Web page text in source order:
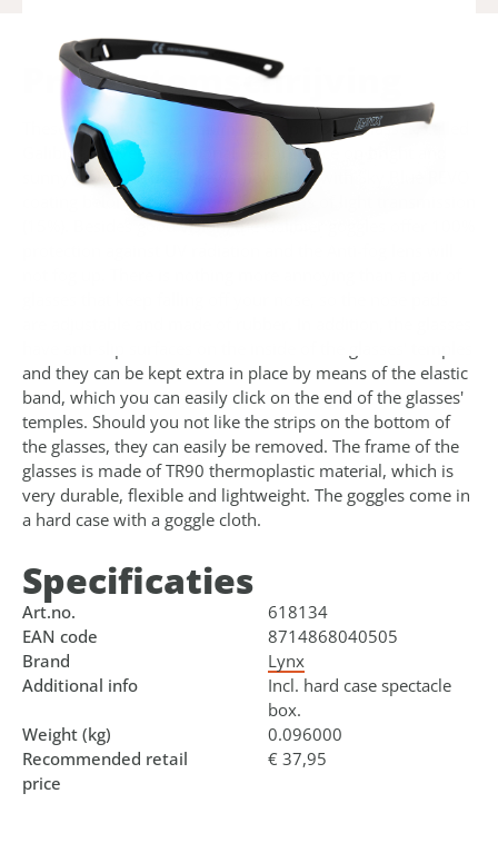
Product­omschrijving
These matte black premium Lynx sports sunglasses, called
Galibier, deliver exceptional performance on bright and
sunny days. The dark grey/smoke lens with Sky Blue REVO
coating belongs to category 3 in terms of light transmission
(15%). Besides good vision, the Galibier goggles offer 100%
and they can be kept extra in place by means of the elastic
band, which you can easily click on the end of the glasses'
temples. Should you not like the strips on the bottom of
the glasses, they can easily be removed. The frame of the
glasses is made of TR90 thermoplastic material, which is
very durable, flexible and lightweight. The goggles come in
a hard case with a goggle cloth.
Specificaties
Art.no.
618134
EAN code
8714868040505
Brand
Lynx
Additional info
Incl. hard case spectacle
box.
Weight (kg)
0.096000
Recommended retail
price
€ 37,95